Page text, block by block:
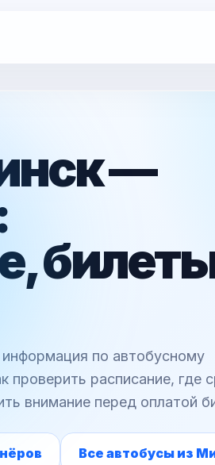
—
по автобусному
расписание, где
внимание перед оплатой
Все автобусы из